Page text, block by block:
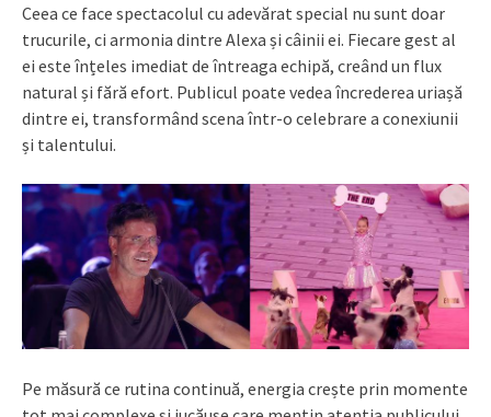
Ceea ce face spectacolul cu adevărat special nu sunt doar
trucurile, ci armonia dintre Alexa și câinii ei. Fiecare gest al
ei este înțeles imediat de întreaga echipă, creând un flux
natural și fără efort. Publicul poate vedea încrederea uriașă
dintre ei, transformând scena într-o celebrare a conexiunii
și talentului.
Pe măsură ce rutina continuă, energia crește prin momente